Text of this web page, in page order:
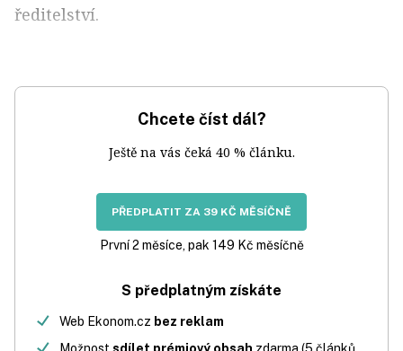
ředitelství.
Chcete číst dál?
Ještě na vás čeká 40 % článku.
PŘEDPLATIT ZA 39 KČ MĚSÍČNĚ
První 2 měsíce, pak 149 Kč měsíčně
S předplatným získáte
Web Ekonom.cz bez reklam
Možnost sdílet prémiový obsah zdarma (5 článků